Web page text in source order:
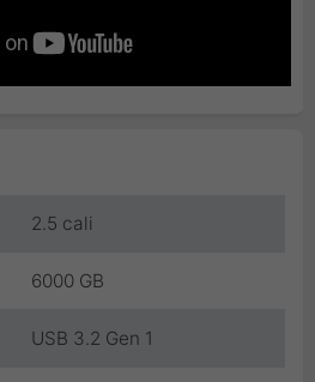
2.5 cali
6000 GB
USB 3.2 Gen 1